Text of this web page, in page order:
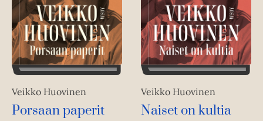
Veikko Huovinen
Porsaan paperit
Veikko Huovinen
Naiset on kultia